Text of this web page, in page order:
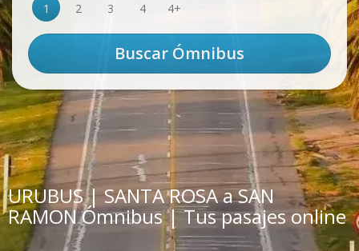
1
2 3 4 4+
URUBUS | SANTA ROSA a SAN
RAMON Ómnibus | Tus pasajes online